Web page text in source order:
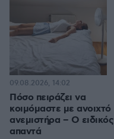
Πόσο πειράζει να
κοιμόμαστε με ανοιχτό
ανεμιστήρα – Ο ειδικός
απαντά
09.08.2026, 14:02